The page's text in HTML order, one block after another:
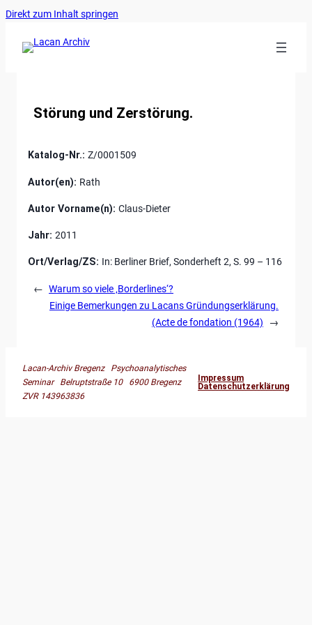
Direkt zum Inhalt springen
Störung und Zerstörung.
Katalog-Nr.: Z/0001509
Autor(en): Rath
Autor Vorname(n): Claus-Dieter
Jahr: 2011
Ort/Verlag/ZS: In: Berliner Brief, Sonderheft 2, S. 99 – 116
← Warum so viele ‚Borderlines‘?
Einige Bemerkungen zu Lacans Gründungserklärung.
(Acte de fondation (1964)
→
Lacan-Archiv Bregenz Psychoanalytisches
Seminar Belruptstraße 10 6900 Bregenz
ZVR 143963836
Impressum
Datenschutzerklärung